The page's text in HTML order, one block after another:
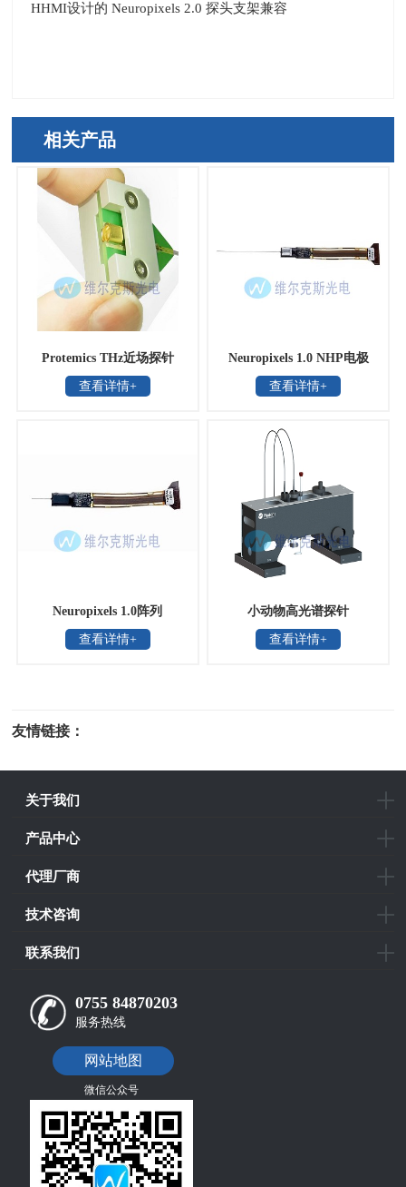
HHMI设计的 Neuropixels 2.0探头支架兼容
相关产品
Protemics THz近场探针
查看详情+
Neuropixels 1.0 NHP电极
查看详情+
Neuropixels 1.0阵列
查看详情+
小动物高光谱探针
查看详情+
友情链接：
关于我们
产品中心
代理厂商
技术咨询
联系我们
0755 84870203
服务热线
网站地图
微信公众号